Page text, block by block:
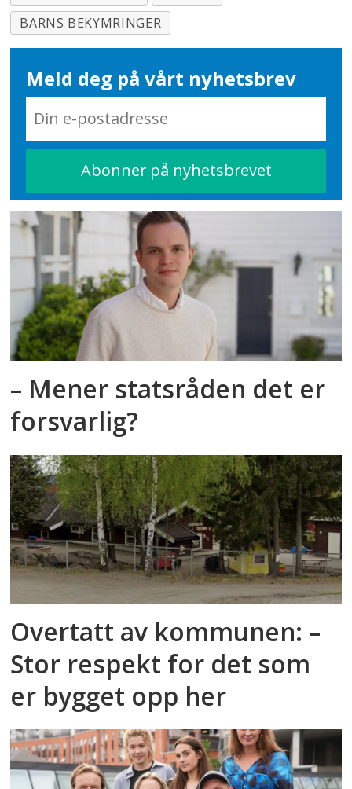
BARNS BEKYMRINGER
Meld deg på vårt nyhetsbrev
– Mener statsråden det er
forsvarlig?
Overtatt av kommunen: –
Stor respekt for det som
er bygget opp her